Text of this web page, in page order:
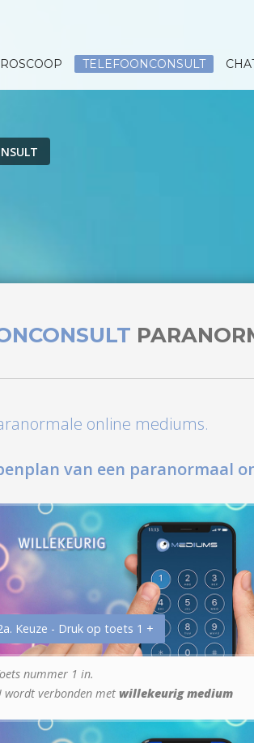
TELEFOONCONSULT
online mediums.
van een paranormaal
Keuze - Druk op toets 1 +
nummer 1 in.
wordt verbonden met willekeurig medium